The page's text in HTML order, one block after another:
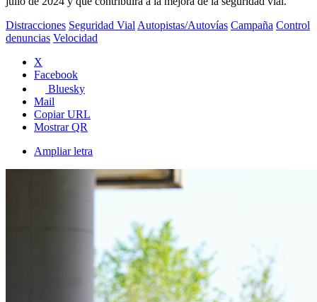
Distracciones Seguridad Vial Autopistas/Autovías Campaña Control
denuncias Velocidad
X
Facebook
Bluesky
Mail
Copiar URL
Mostrar QR
Ampliar letra